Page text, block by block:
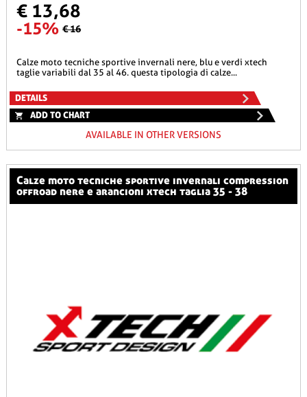
€ 13,68
-15% € 16
calze moto tecniche sportive invernali nere, blu e verdi xtech
taglie variabili dal 35 al 46. questa tipologia di calze...
DETAILS
ADD TO CHART
AVAILABLE IN OTHER VERSIONS
calze moto tecniche sportive invernali compression
offroad nere e arancioni xtech taglia 35 - 38